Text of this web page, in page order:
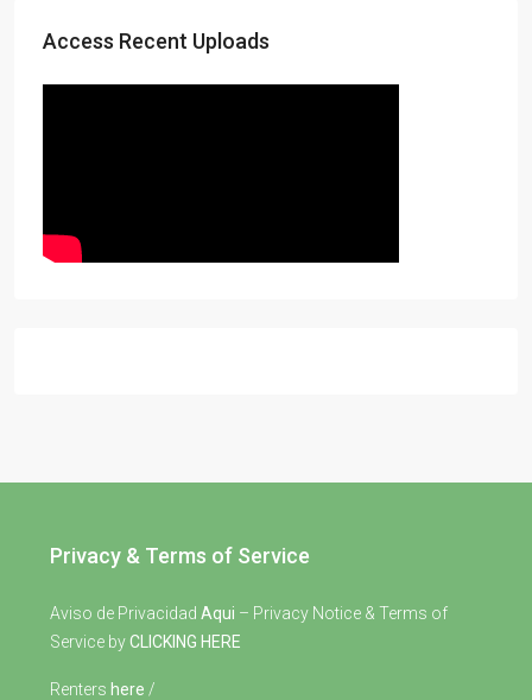
Access Recent Uploads
Privacy & Terms of Service
Aviso de Privacidad Aqui – Privacy Notice & Terms of
Service byCLICKING HERE
Renters here /